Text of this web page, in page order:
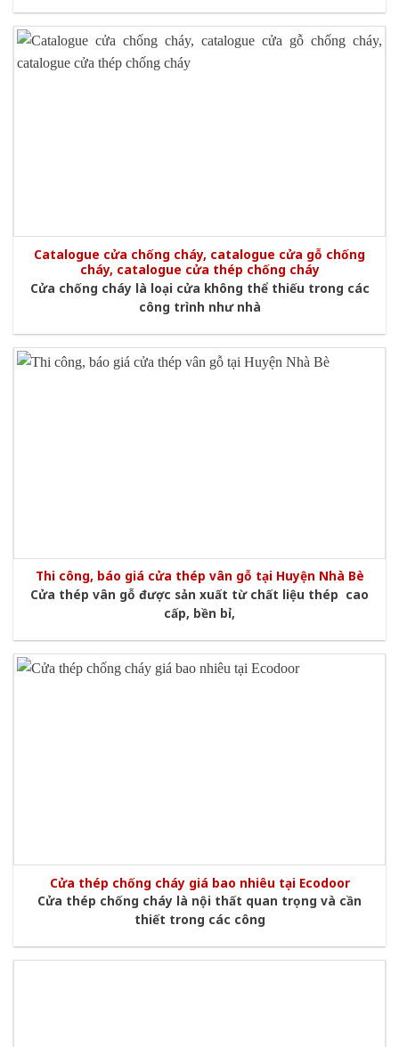
Catalogue cửa chống cháy, catalogue cửa gỗ chống
cháy, catalogue cửa thép chống cháy
Cửa chống cháy là loại cửa không thể thiếu trong các
công trình như nhà
Thi công, báo giá cửa thép vân gỗ tại Huyện Nhà Bè
Cửa thép vân gỗ được sản xuất từ chất liệu thép cao
cấp, bền bỉ,
Cửa thép chống cháy giá bao nhiêu tại Ecodoor
Cửa thép chống cháy là nội thất quan trọng và cần
thiết trong các công